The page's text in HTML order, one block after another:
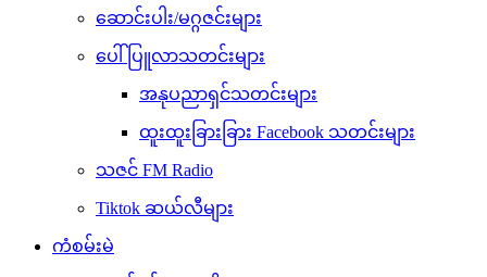
ဆောင်းပါး/မဂ္ဂဇင်းများ
ပေါ်ပြူလာသတင်းများ
အနုပညာရှင်သတင်းများ
ထူးထူးခြားခြား Facebook သတင်းများ
သဇင် FM Radio
Tiktok ဆယ်လီများ
ကံစမ်းမဲ